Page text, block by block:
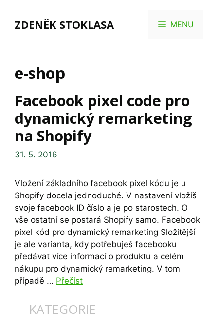
obsahZDENĚK STOKLASA MENU
e-shop
Facebook pixel code pro
dynamický remarketing
na Shopify
31. 5. 2016
Vložení základního facebook pixel kódu je u
Shopify docela jednoduché. V nastavení vložíš
svoje facebook ID číslo a je po starostech. O
vše ostatní se postará Shopify samo. Facebook
pixel kód pro dynamický remarketing Složitější
je ale varianta, kdy potřebuješ facebooku
předávat více informací o produktu a celém
nákupu pro dynamický remarketing. V tom
případě … Přečíst
KATEGORIE